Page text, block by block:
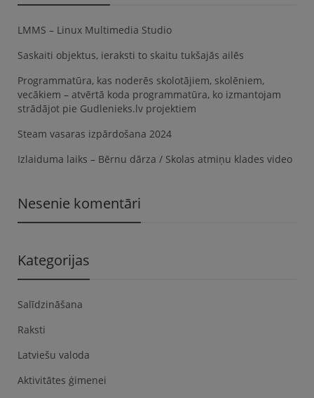
LMMS – Linux Multimedia Studio
Saskaiti objektus, ieraksti to skaitu tukšajās ailēs
Programmatūra, kas noderēs skolotājiem, skolēniem,
vecākiem – atvērtā koda programmatūra, ko izmantojam
strādājot pie Gudlenieks.lv projektiem
Steam vasaras izpārdošana 2024
Izlaiduma laiks – Bērnu dārza / Skolas atmiņu klades video
Nesenie komentāri
Kategorijas
Salīdzināšana
Raksti
Latviešu valoda
Aktivitātes ģimenei